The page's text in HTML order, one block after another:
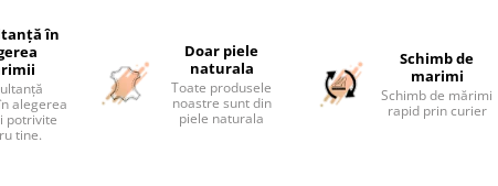
în
alegerea
potrivite
tine.
Doar piele
naturala
Toate produsele
noastre sunt din
piele naturala
Schimb de
marimi
Schimb de mărimi
rapid prin curier